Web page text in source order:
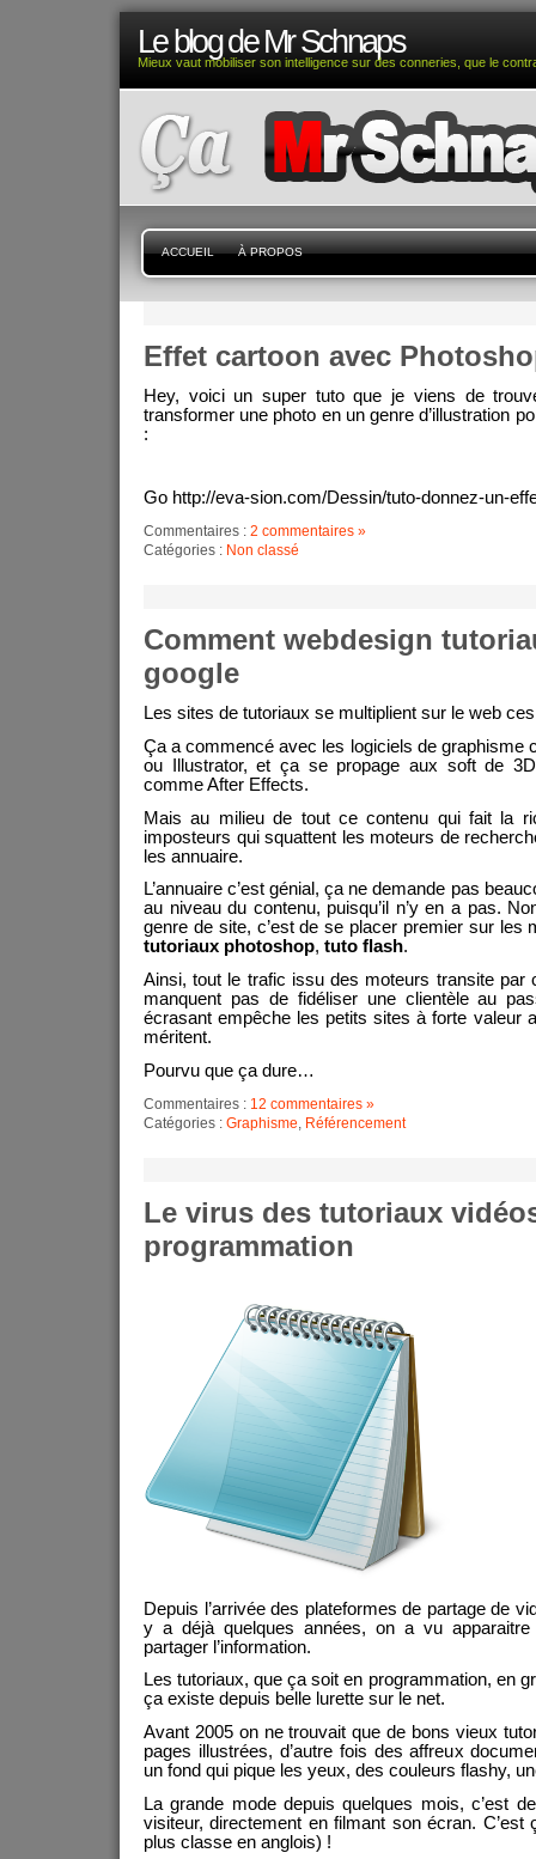
Le blog de Mr Schnaps
Mieux vaut mobiliser son intelligence sur des conneries, que le
ACCUEIL À PROPOS
Effet cartoon avec
Hey, voici un super tuto que je viens de
transformer une photo en un genre d’illustration
:
Go http://eva-sion.com/Dessin/tuto-donnez-un-
Commentaires : 2 commentaires »
Catégories : Non classé
Comment webdesign
google
Les sites de tutoriaux se multiplient sur le web
Ça a commencé avec les logiciels de graphisme
ou Illustrator, et ça se propage aux soft de
comme After Effects.
Mais au milieu de tout ce contenu qui fait la
imposteurs qui squattent les moteurs de
les annuaire.
L’annuaire c’est génial, ça ne demande pas
au niveau du contenu, puisqu’il n’y en a pas.
genre de site, c’est de se placer premier sur les
tutoriaux photoshop, tuto flash.
Ainsi, tout le trafic issu des moteurs transite par
manquent pas de fidéliser une clientèle au
écrasant empêche les petits sites à forte valeur
méritent.
Pourvu que ça dure…
Commentaires : 12 commentaires »
Catégories : Graphisme, Référencement
Le virus des tutoriaux
programmation
Depuis l’arrivée des plateformes de partage de
y a déjà quelques années, on a vu
partager l’information.
Les tutoriaux, que ça soit en programmation, en
ça existe depuis belle lurette sur le net.
Avant 2005 on ne trouvait que de bons vieux
pages illustrées, d’autre fois des affreux
un fond qui pique les yeux, des couleurs flashy,
La grande mode depuis quelques mois, c’est
visiteur, directement en filmant son écran. C’est
plus classe en anglois) !